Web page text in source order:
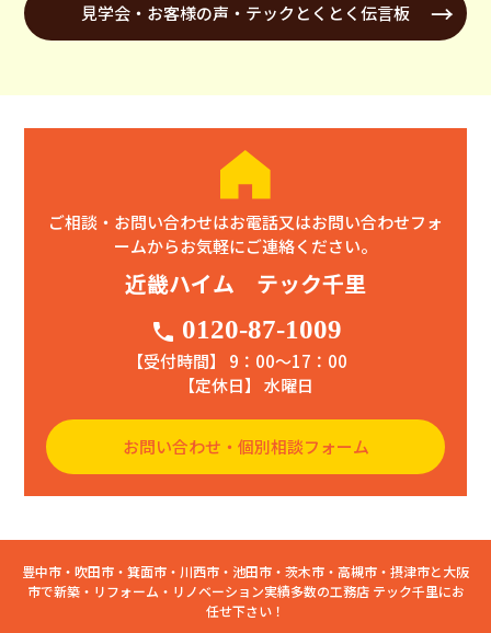
見学会・お客様の声・テックとくとく伝言板
ご相談・お問い合わせはお電話又はお問い合わせフォ
ームからお気軽にご連絡ください。
近畿ハイム テック千里
phone 0120-87-1009
【受付時間】 9：00〜17：00
【定休日】 水曜日
お問い合わせ・個別相談フォーム
豊中市・吹田市・箕面市・川西市・池田市・茨木市・高槻市・摂津市と大阪
市で新築・リフォーム・リノベーション実績多数の工務店 テック千里にお
任せ下さい！